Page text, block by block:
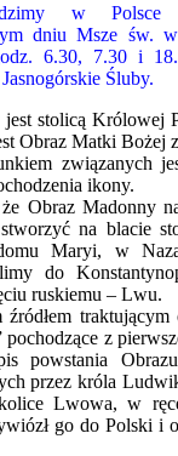
w Polsce
dniu Msze św.
6.30, 7.30 i
Śluby.
stolicą Królowej
Obraz Matki Bożej
związanych
ikony.
Obraz Madonny
na blacie
Maryi, w
do
ruskiemu – Lwu.
źródłem
pochodzące z
powstania
przez króla
Lwowa, w
go do Polski i